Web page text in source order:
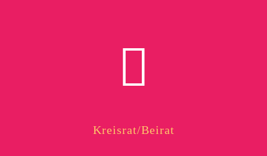
Kreisrat/Beirat